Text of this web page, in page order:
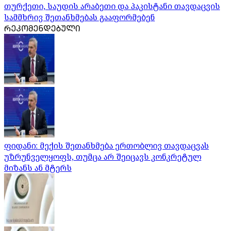
თურქეთი, საუდის არაბეთი და პაკისტანი თავდაცვის
სამმხრივ შეთანხმებას გააფორმებენ
ᲠᲔᲙᲝᲛᲔᲜᲓᲔᲑᲣᲚᲘ
ფიდანი: მექის შეთანხმება ერთობლივ თავდაცვას
უზრუნველყოფს, თუმცა არ შეიცავს კონკრეტულ
მიზანს ან მტერს